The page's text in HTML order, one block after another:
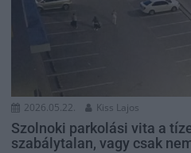
2026.05.22. Kiss Lajos
Szolnoki parkolási vita a
szabálytalan, vagy csak